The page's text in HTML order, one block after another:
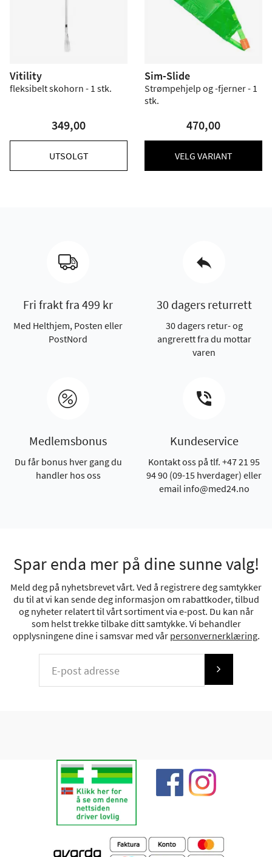
Vitility
fleksibelt skohorn - 1 stk.
349,00
UTSOLGT
Sim-Slide
Strømpehjelp og -fjerner - 1
stk.
470,00
VELG VARIANT
Fri frakt fra 499 kr
Med Helthjem, Posten eller
PostNord
30 dagers returrett
30 dagers retur- og
angrerett fra du mottar
varen
Medlemsbonus
Du får bonus hver gang du
handler hos oss
Kundeservice
Kontakt oss på tlf. +47 21 95
94 90 (09-15 hverdager) eller
email info@med24.no
Spar enda mer på dine sunne valg!
Meld deg på nyhetsbrevet vårt. Ved å registrere deg samtykker
du til at vi kan sende deg informasjon om rabattkoder, tilbud
og nyheter relatert til vårt sortiment via e-post. Du kan når
som helst trekke tilbake ditt samtykke. Vi behandler
opplysningene dine i samsvar med vår personvernerklæring.